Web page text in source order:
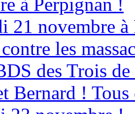
21 novembre à
les
des Trois
Bernard !